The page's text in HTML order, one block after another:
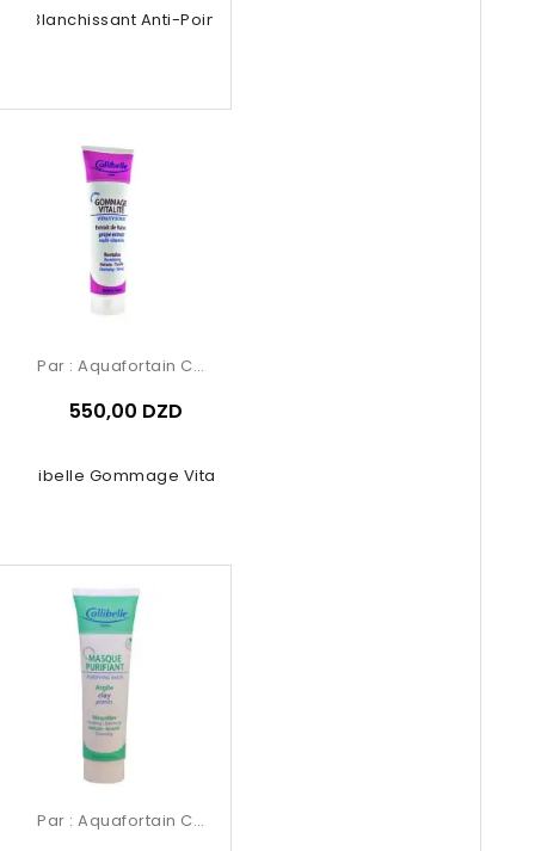
Blanchissant Anti-Points Noirs...
Calibelle Gommage Vitalité
Par : Aquafortain Cosmetics
550,00 DZD
Par : Aquafortain Cosmetics